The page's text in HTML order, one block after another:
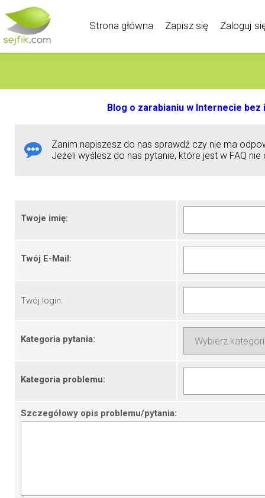
Strona główna Zapisz się Zaloguj
Blog o zarabianiu w Internecie
Zanim napiszesz do nas sprawdź czy nie ma
Jeżeli wyślesz do nas pytanie, które jest w FAQ
Twoje imię:
Twój E-Mail:
Twój login:
Kategoria pytania:
Kategoria problemu:
Szczegółowy opis problemu/pytania: